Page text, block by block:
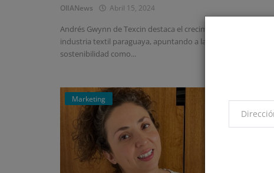
OlIANews Abril 15, 2024
Andrés Gwynn de Texcin destaca el crecimiento de la
industria textil paraguaya, apuntando a la innovación y la
sostenibilidad como...
Marketing